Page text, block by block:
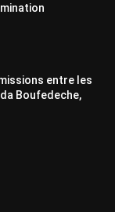
entre les
Boufedeche,